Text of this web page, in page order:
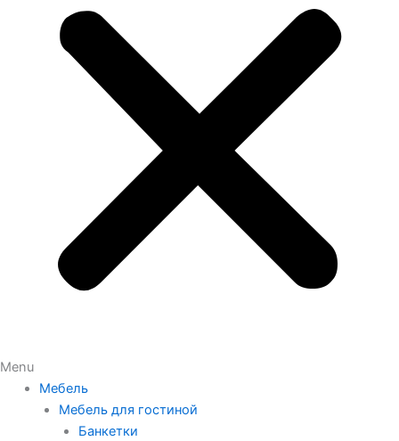
Menu
Мебель
Мебель для гостиной
Банкетки